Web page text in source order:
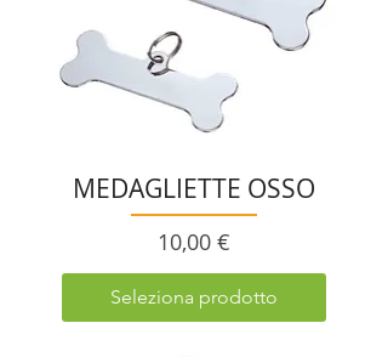
MEDAGLIETTE OSSO
Prezzo
10,00 €
Seleziona prodotto